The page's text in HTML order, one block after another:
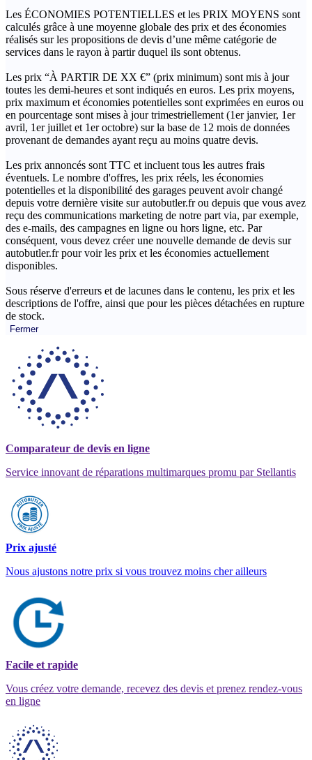
Les ÉCONOMIES POTENTIELLES et les PRIX MOYENS sont
calculés grâce à une moyenne globale des prix et des économies
réalisés sur les propositions de devis d’une même catégorie de
services dans le rayon à partir duquel ils sont obtenus.
Les prix “À PARTIR DE XX €” (prix minimum) sont mis à jour
toutes les demi-heures et sont indiqués en euros. Les prix moyens,
prix maximum et économies potentielles sont exprimées en euros ou
en pourcentage sont mises à jour trimestriellement (1er janvier, 1er
avril, 1er juillet et 1er octobre) sur la base de 12 mois de données
provenant de demandes ayant reçu au moins quatre devis.
Les prix annoncés sont TTC et incluent tous les autres frais
éventuels. Le nombre d'offres, les prix réels, les économies
potentielles et la disponibilité des garages peuvent avoir changé
depuis votre dernière visite sur autobutler.fr ou depuis que vous avez
reçu des communications marketing de notre part via, par exemple,
des e-mails, des campagnes en ligne ou hors ligne, etc. Par
conséquent, vous devez créer une nouvelle demande de devis sur
autobutler.fr pour voir les prix et les économies actuellement
disponibles.
Sous réserve d'erreurs et de lacunes dans le contenu, les prix et les
descriptions de l'offre, ainsi que pour les pièces détachées en rupture
de stock.
Fermer
Comparateur de devis en ligne
Service innovant de réparations multimarques promu par Stellantis
Prix ajusté
Nous ajustons notre prix si vous trouvez moins cher ailleurs
Facile et rapide
Vous créez votre demande, recevez des devis et prenez rendez-vous
en ligne